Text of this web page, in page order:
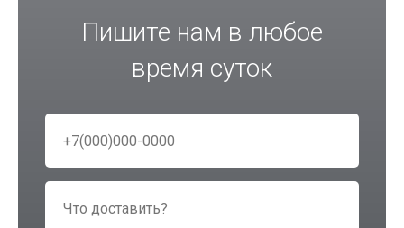
Пишите нам в любое
время суток